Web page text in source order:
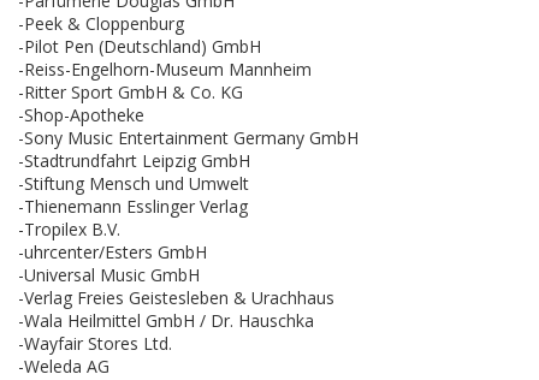
-Peek & Cloppenburg
-Pilot Pen (Deutschland) GmbH
-Reiss-Engelhorn-Museum Mannheim
-Ritter Sport GmbH & Co. KG
-Shop-Apotheke
-Sony Music Entertainment Germany GmbH
-Stadtrundfahrt Leipzig GmbH
-Stiftung Mensch und Umwelt
-Thienemann Esslinger Verlag
-Tropilex B.V.
-uhrcenter/Esters GmbH
-Universal Music GmbH
-Verlag Freies Geistesleben & Urachhaus
-Wala Heilmittel GmbH / Dr. Hauschka
-Wayfair Stores Ltd.
-Weleda AG